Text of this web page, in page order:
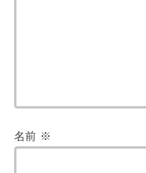
名前 ※